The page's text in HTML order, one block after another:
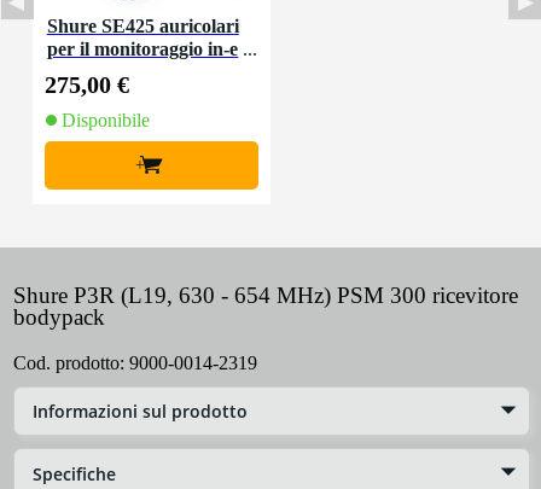
Shure SE425 auricolari
per il monitoraggio in-e
275,00 €
Disponibile
+
Shure P3R (L19, 630 - 654 MHz) PSM 300 ricevitore
bodypack
Cod. prodotto: 9000-0014-2319
Informazioni sul prodotto
Specifiche